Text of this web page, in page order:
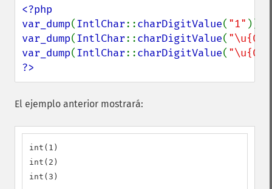
<?php
var_dump(IntlChar::charDigitValue( "1"
var_dump(IntlChar::charDigitValue(
var_dump(IntlChar::charDigitValue(
?>
El ejemplo anterior mostrará:
int(1)
int(2)
int(3)